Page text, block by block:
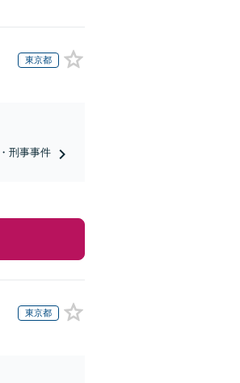
東京都
刑事事件
東京都